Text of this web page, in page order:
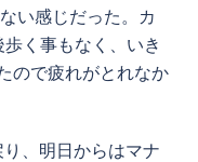
い感じだった。カ
く事もなく、いき
ので疲れがとれなか
、明日からはマナ